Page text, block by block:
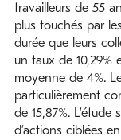
travailleurs de 55
plus touchés par
durée que leurs
un taux de 10,29%
moyenne de 4%.
particulièrement
de 15,87%. L’étude
d’actions ciblées